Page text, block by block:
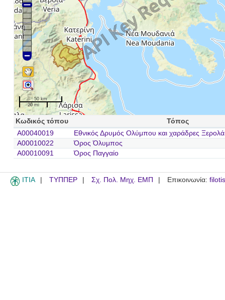
50 km
20 mi
Κωδικός τόπου
Τόπος
A00040019
Εθνικός Δρυμός Ολύμπου και χαράδρες
A00010022
Όρος Όλυμπος
A00010091
Όρος Παγγαίο
ITIA ΤΥΠΠΕΡ Σχ. Πολ. Μηχ. ΕΜΠ Επικοινωνία: